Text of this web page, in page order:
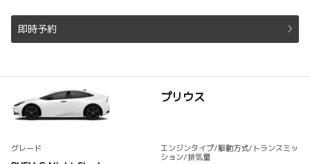
即時予約
プリウス
グレード エンジンタイプ/駆動方式/ トランスミッ
ション/排気量